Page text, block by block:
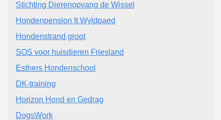
Stichting Dierenopvang de Wissel
Hondenpension It Wyldpaed
Hondenstrand groot
SOS voor huisdieren Friesland
Esthers Hondenschool
DK-training
Horizon Hond en Gedrag
DogsWork